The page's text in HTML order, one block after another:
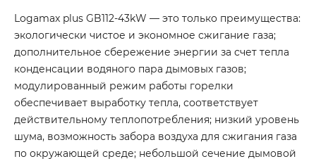
Logamax plus GB112-43kW — это только преимущества:
экологически чистое и экономное сжигание газа;
дополнительное сбережение энергии за счет тепла
конденсации водяного пара дымовых газов;
модулированный режим работы горелки
обеспечивает выработку тепла, соответствует
действительному теплопотребления; низкий уровень
шума, возможность забора воздуха для сжигания газа
по окружающей среде; небольшой сечение дымовой